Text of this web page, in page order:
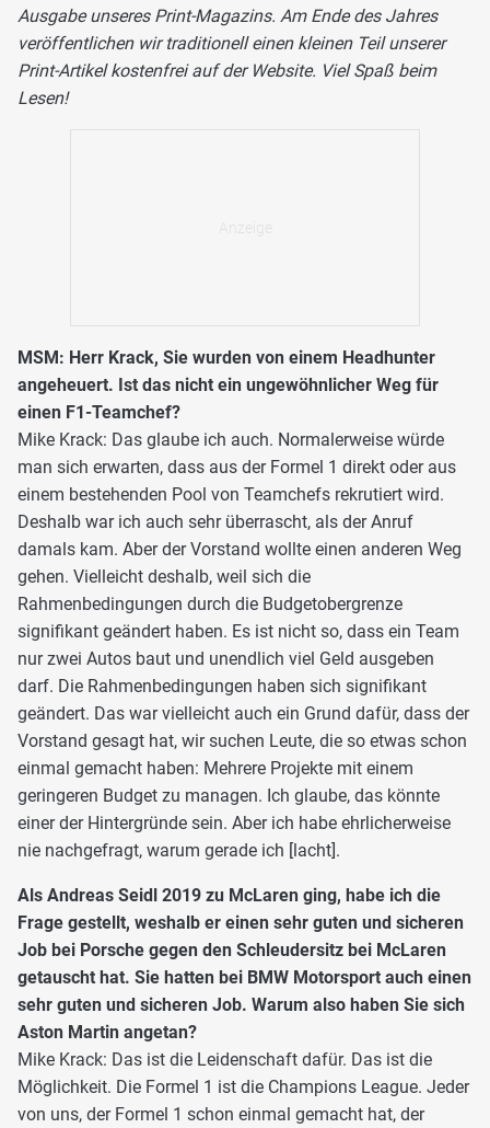
Ausgabe unseres Print-Magazins. Am Ende des Jahres
veröffentlichen wir traditionell einen kleinen Teil unserer
Print-Artikel kostenfrei auf der Website. Viel Spaß beim
Lesen!
MSM: Herr Krack, Sie wurden von einem Headhunter
angeheuert. Ist das nicht ein ungewöhnlicher Weg für
einen F1-Teamchef?
Mike Krack: Das glaube ich auch. Normalerweise würde
man sich erwarten, dass aus der Formel 1 direkt oder aus
einem bestehenden Pool von Teamchefs rekrutiert wird.
Deshalb war ich auch sehr überrascht, als der Anruf
damals kam. Aber der Vorstand wollte einen anderen Weg
gehen. Vielleicht deshalb, weil sich die
Rahmenbedingungen durch die Budgetobergrenze
signifikant geändert haben. Es ist nicht so, dass ein Team
nur zwei Autos baut und unendlich viel Geld ausgeben
darf. Die Rahmenbedingungen haben sich signifikant
geändert. Das war vielleicht auch ein Grund dafür, dass der
Vorstand gesagt hat, wir suchen Leute, die so etwas schon
einmal gemacht haben: Mehrere Projekte mit einem
geringeren Budget zu managen. Ich glaube, das könnte
einer der Hintergründe sein. Aber ich habe ehrlicherweise
nie nachgefragt, warum gerade ich [lacht].
Als Andreas Seidl 2019 zu McLaren ging, habe ich die
Frage gestellt, weshalb er einen sehr guten und sicheren
Job bei Porsche gegen den Schleudersitz bei McLaren
getauscht hat. Sie hatten bei BMW Motorsport auch einen
sehr guten und sicheren Job. Warum also haben Sie sich
Aston Martin angetan?
Mike Krack: Das ist die Leidenschaft dafür. Das ist die
Möglichkeit. Die Formel 1 ist die Champions League. Jeder
von uns, der Formel 1 schon einmal gemacht hat, der